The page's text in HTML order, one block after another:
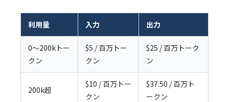
利用量 入力 出力
0〜200kトー
クン
$5 / 百万トー
クン
$25 / 百万トーク
ン
200k超
$10 / 百万トー
クン
$37.50 / 百万ト
ークン